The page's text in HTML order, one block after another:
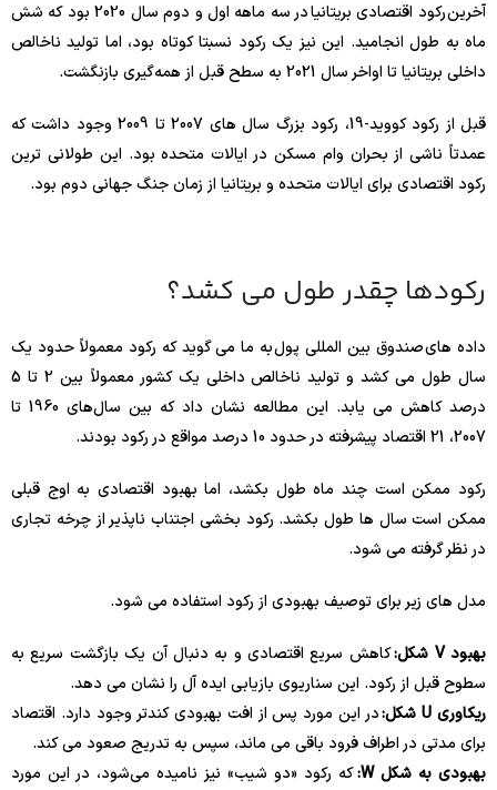
آخرین رکود اقتصادی بریتانیا در سه ماهه اول و دوم سال 2020 بود که شش
ماه به طول انجامید. این نیز یک رکود نسبتا کوتاه بود، اما تولید ناخالص
داخلی بریتانیا تا اواخر سال 2021 به سطح قبل از همه‌گیری بازنگشت.
قبل از رکود کووید-19، رکود بزرگ سال های 2007 تا 2009 وجود داشت که
عمدتاً ناشی از بحران وام مسکن در ایالات متحده بود. این طولانی ترین
رکود اقتصادی برای ایالات متحده و بریتانیا از زمان جنگ جهانی دوم بود.
رکودها چقدر طول می کشد؟
داده های صندوق بین المللی پول به ما می گوید که رکود معمولاً حدود یک
سال طول می کشد و تولید ناخالص داخلی یک کشور معمولاً بین 2 تا 5
درصد کاهش می یابد. این مطالعه نشان داد که بین سال‌های 1960 تا
2007، 21 اقتصاد پیشرفته در حدود 10 درصد مواقع در رکود بودند.
رکود ممکن است چند ماه طول بکشد، اما بهبود اقتصادی به اوج قبلی
ممکن است سال ها طول بکشد. رکود بخشی اجتناب ناپذیر از چرخه تجاری
در نظر گرفته می شود.
مدل های زیر برای توصیف بهبودی از رکود استفاده می شود.
بهبود V شکل:
کاهش سریع اقتصادی و به دنبال آن یک بازگشت سریع به
سطوح قبل از رکود. این سناریوی بازیابی ایده آل را نشان می دهد.
ریکاوری U شکل:
در این مورد پس از افت بهبودی کندتر وجود دارد. اقتصاد
برای مدتی در اطراف فرود باقی می ماند، سپس به تدریج صعود می کند.
بهبودی به شکل W:
که رکود «دو شیب» نیز نامیده می‌شود، در این مورد